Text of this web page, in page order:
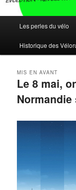
principal
Les perles du vélo
Historique des
Le 8 mai,
Normandie
MIS EN AVANT